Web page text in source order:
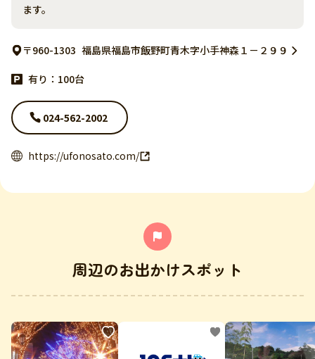
ます。
〒960-1303 福島県福島市飯野町青木字小手神森１－２９９
有り：100台
024-562-2002
https://ufonosato.com/
周辺のお出かけスポット